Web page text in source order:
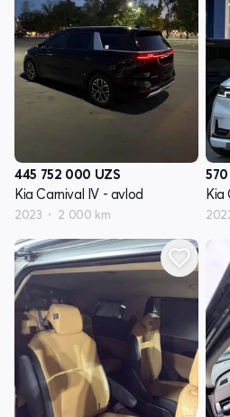
445 752 000 UZS
Kia Carnival IV - avlod
2023 2 000 km
Kia